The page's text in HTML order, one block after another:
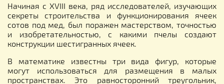
Начиная с XVIII века, ряд исследователей, изучающих
секреты строительства и функционирования ячеек
сотов под мед, был поражен мастерством, точностью
и изобретательностью, с какими пчелы создают
конструкции шестигранных ячеек.
В математике известны три вида фигур, которые
могут использоваться для размещения в малых
пространствах. Это равносторонний треугольник,